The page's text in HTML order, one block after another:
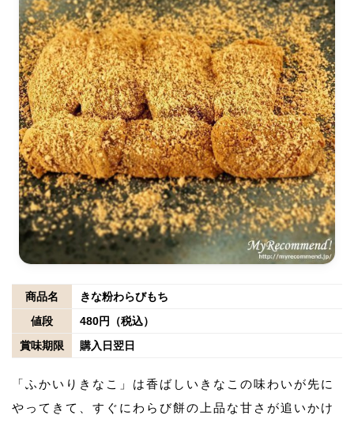
商品名
きな粉わらびもち
値段
480円（税込）
賞味期限
購入日翌日
「ふかいりきなこ」は香ばしいきなこの味わいが先に
やってきて、すぐにわらび餅の上品な甘さが追いかけ